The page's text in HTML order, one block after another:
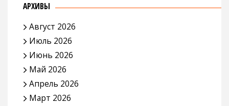
АРХИВЫ
Август 2026
Июль 2026
Июнь 2026
Май 2026
Апрель 2026
Март 2026